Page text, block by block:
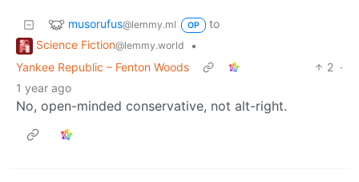
musorufus@lemmy.ml OP
to
Science Fiction@lemmy.world
•
Yankee Republic – Fenton Woods
2 ·
1 year ago
No, open-minded conservative, not alt-right.